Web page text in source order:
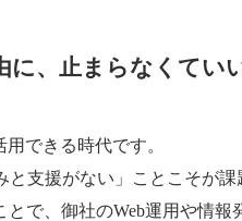
に、止まらなくてい
できる時代です。
と支援がない」ことこそが課
で、御社のWeb運用や情報